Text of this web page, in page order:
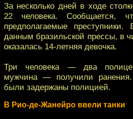
За несколько дней в ходе
22 человека. Сообщается,
предполагаемые
данным бразильской прессы, в
оказалась 14-летняя девочка.
Три человека — два
мужчина — получили
были задержаны полицией.
В Рио-де-Жанейро ввели танки